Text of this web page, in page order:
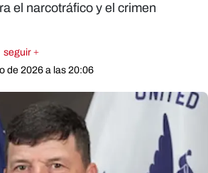
el narcotráfico y el crimen
seguir +
de 2026 a las 20:06